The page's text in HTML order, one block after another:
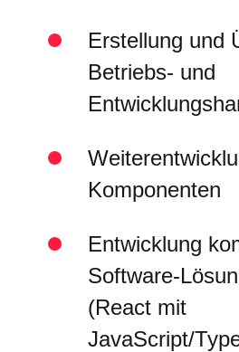
Erstellung und
Betriebs- und
Komponenten
Entwicklung
Software-
(React mit
JavaScript/